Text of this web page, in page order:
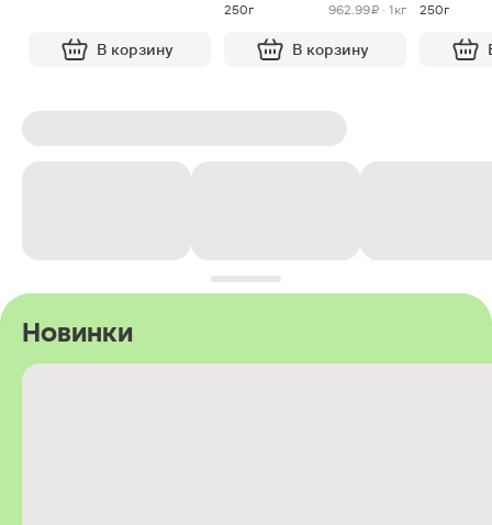
В корзину
250г
962.99 ₽ · 1кг
В корзину
250г
Новинки